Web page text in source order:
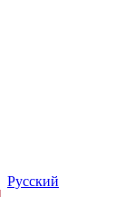
Русский